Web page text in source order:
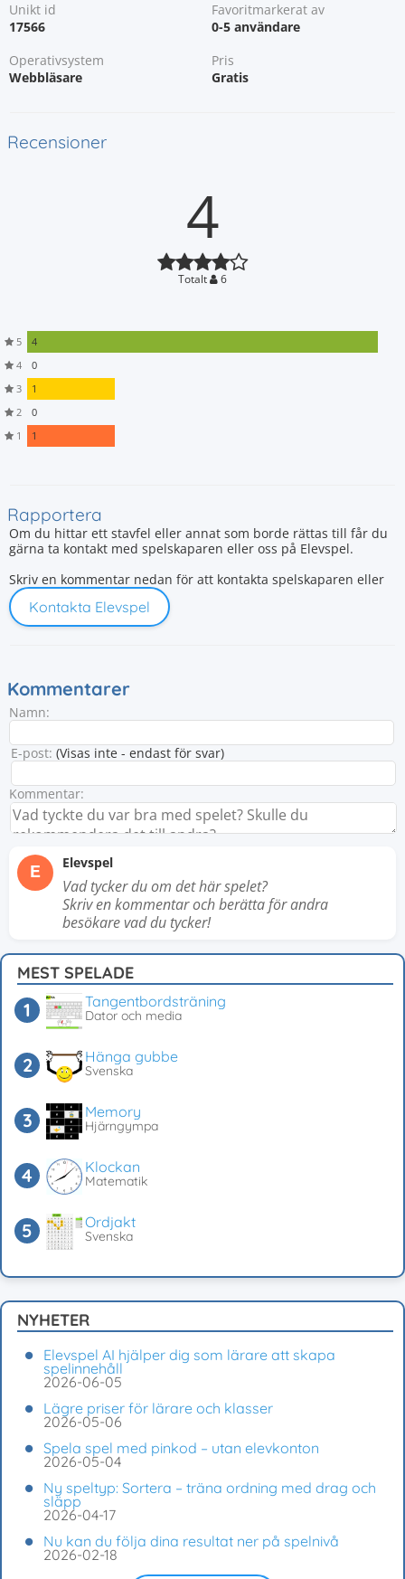
Unikt id
17566
Favoritmarkerat av
0-5 användare
Operativsystem
Webbläsare
Pris
Gratis
Recensioner
4
Totalt 6
5
4
4
0
3
1
2
0
1
1
Rapportera
Om du hittar ett stavfel eller annat som borde rättas till får du
gärna ta kontakt med spelskaparen eller oss på Elevspel.
Skriv en kommentar nedan för att kontakta spelskaparen eller
Kontakta Elevspel
Kommentarer
Namn:
E-post: (Visas inte - endast för svar)
Kommentar:
E Elevspel
Vad tycker du om det här spelet?
Skriv en kommentar och berätta för andra
besökare vad du tycker!
MEST SPELADE
Tangentbordsträning
Dator och media
Hänga gubbe
Svenska
Memory
Hjärngympa
Klockan
Matematik
Ordjakt
Svenska
NYHETER
Elevspel AI hjälper dig som lärare att skapa
spelinnehåll
2026-06-05
Lägre priser för lärare och klasser
2026-05-06
Spela spel med pinkod – utan elevkonton
2026-05-04
Ny speltyp: Sortera – träna ordning med drag och
släpp
2026-04-17
Nu kan du följa dina resultat ner på spelnivå
2026-02-18